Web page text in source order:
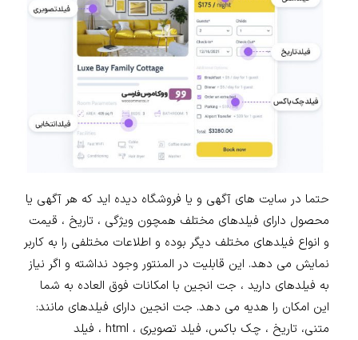
حتما در سایت های آگهی و یا فروشگاه دیده اید که هر آگهی یا
محصول دارای فیلدهای مختلف همچون ویژگی ، تاریخ ، قیمت
و انواع فیلدهای مختلف دیگر بوده و اطلاعات مختلفی را به کاربر
نمایش می دهد. این قابلیت در المنتور وجود نداشته و اگر نیاز
به فیلدهای دارید ، جت انجین با امکانات فوق العاده به شما
این امکان را هدیه می دهد. جت انجین دارای فیلدهای مانند:
متنی، تاریخ ، چک باکس، فیلد تصویری ، html ، فیلد